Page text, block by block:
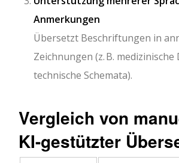
Anmerkungen
Übersetzt Beschriftungen in
Zeichnungen (z. B. medizinische
technische Schemata).
Vergleich von
KI-gestützter